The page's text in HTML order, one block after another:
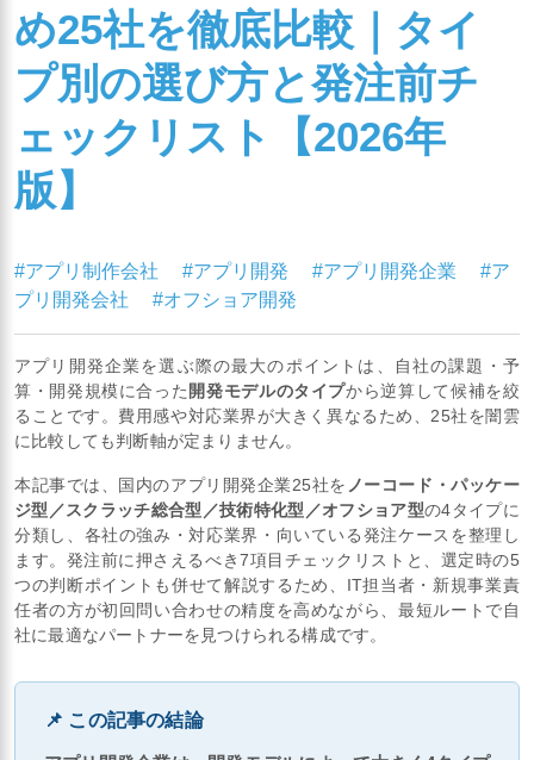
め25社を徹底比較｜タイ
プ別の選び方と発注前チ
ェックリスト【2026年
版】
#アプリ制作会社 #アプリ開発 #アプリ開発企業
#ア
プリ開発会社
#オフショア開発
アプリ開発企業を選ぶ際の最大のポイントは、自社の課題・予
算・開発規模に合った開発モデルのタイプから逆算して候補を絞
ることです。費用感や対応業界が大きく異なるため、25社を闇雲
に比較しても判断軸が定まりません。
本記事では、国内のアプリ開発企業25社を ノーコード・パッケー
ジ型／スクラッチ総合型／技術特化型／オフショア型の4タイプに
分類し、各社の強み・対応業界・向いている発注ケースを整理し
ます。発注前に押さえるべき7項目チェックリストと、選定時の5
つの判断ポイントも併せて解説するため、IT担当者・新規事業責
任者の方が初回問い合わせの精度を高めながら、最短ルートで自
社に最適なパートナーを見つけられる構成です。
📌 この記事の結論